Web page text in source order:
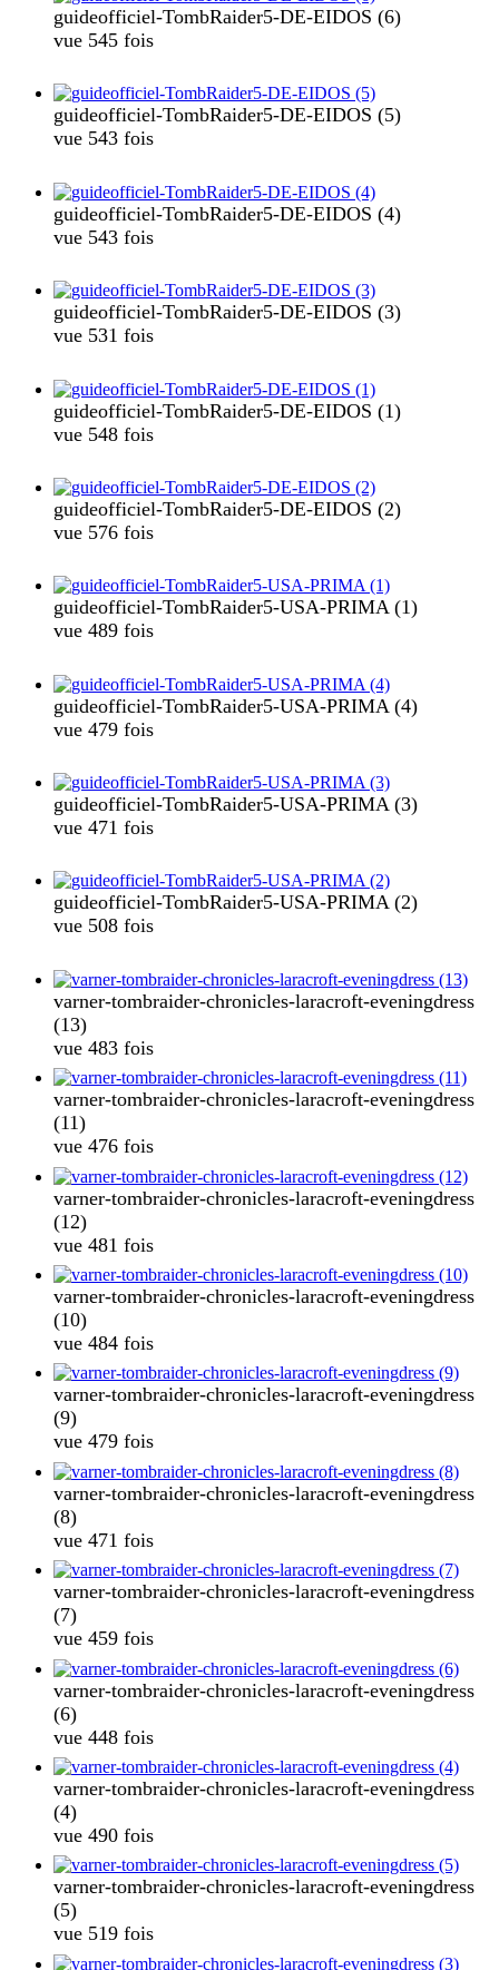
guideofficiel-TombRaider5-DE-EIDOS (6)
vue 545 fois
guideofficiel-TombRaider5-DE-EIDOS (5)
vue 543 fois
guideofficiel-TombRaider5-DE-EIDOS (4)
vue 543 fois
guideofficiel-TombRaider5-DE-EIDOS (3)
vue 531 fois
guideofficiel-TombRaider5-DE-EIDOS (1)
vue 548 fois
guideofficiel-TombRaider5-DE-EIDOS (2)
vue 576 fois
guideofficiel-TombRaider5-USA-PRIMA (1)
vue 489 fois
guideofficiel-TombRaider5-USA-PRIMA (4)
vue 479 fois
guideofficiel-TombRaider5-USA-PRIMA (3)
vue 471 fois
guideofficiel-TombRaider5-USA-PRIMA (2)
vue 508 fois
varner-tombraider-chronicles-laracroft-eveningdress
(13)
vue 483 fois
varner-tombraider-chronicles-laracroft-eveningdress
(11)
vue 476 fois
varner-tombraider-chronicles-laracroft-eveningdress
(12)
vue 481 fois
varner-tombraider-chronicles-laracroft-eveningdress
(10)
vue 484 fois
varner-tombraider-chronicles-laracroft-eveningdress
(9)
vue 479 fois
varner-tombraider-chronicles-laracroft-eveningdress
(8)
vue 471 fois
varner-tombraider-chronicles-laracroft-eveningdress
(7)
vue 459 fois
varner-tombraider-chronicles-laracroft-eveningdress
(6)
vue 448 fois
varner-tombraider-chronicles-laracroft-eveningdress
(4)
vue 490 fois
varner-tombraider-chronicles-laracroft-eveningdress
(5)
vue 519 fois